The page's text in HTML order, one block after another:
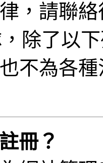
，請聯
除了以
不為各
冊？